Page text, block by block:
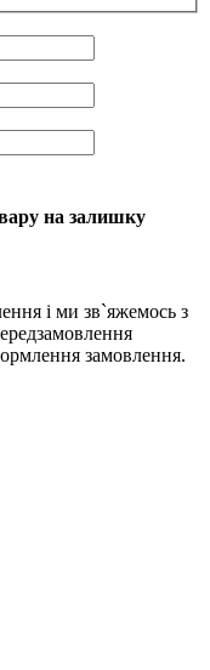
на залишку
і ми зв`яжемось з
замовлення.